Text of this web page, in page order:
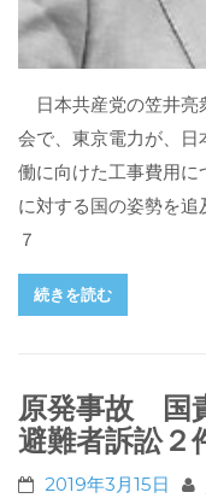
日本共産党の笠井亮
会で、東京電力が、日
働に向けた工事費用に
に対する国の姿勢を
７
続きを読む
原発事故 国
避難者訴訟２
2019年3月15日